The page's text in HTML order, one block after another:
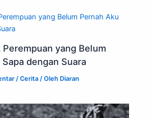
yang Belum
dengan Suara
/Cerita / Oleh Diaran